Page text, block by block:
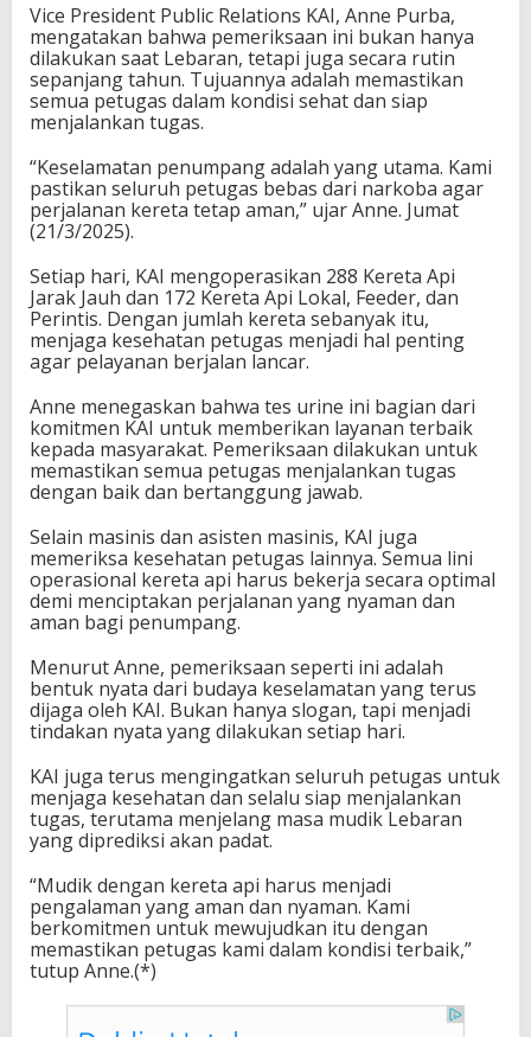
Vice President Public Relations KAI, Anne Purba,
mengatakan bahwa pemeriksaan ini bukan hanya
dilakukan saat Lebaran, tetapi juga secara rutin
sepanjang tahun. Tujuannya adalah memastikan
semua petugas dalam kondisi sehat dan siap
menjalankan tugas.
“Keselamatan penumpang adalah yang utama. Kami
pastikan seluruh petugas bebas dari narkoba agar
perjalanan kereta tetap aman,” ujar Anne. Jumat
(21/3/2025).
Setiap hari, KAI mengoperasikan 288 Kereta Api
Jarak Jauh dan 172 Kereta Api Lokal, Feeder, dan
Perintis. Dengan jumlah kereta sebanyak itu,
menjaga kesehatan petugas menjadi hal penting
agar pelayanan berjalan lancar.
Anne menegaskan bahwa tes urine ini bagian dari
komitmen KAI untuk memberikan layanan terbaik
kepada masyarakat. Pemeriksaan dilakukan untuk
memastikan semua petugas menjalankan tugas
dengan baik dan bertanggung jawab.
Selain masinis dan asisten masinis, KAI juga
memeriksa kesehatan petugas lainnya. Semua lini
operasional kereta api harus bekerja secara optimal
demi menciptakan perjalanan yang nyaman dan
aman bagi penumpang.
Menurut Anne, pemeriksaan seperti ini adalah
bentuk nyata dari budaya keselamatan yang terus
dijaga oleh KAI. Bukan hanya slogan, tapi menjadi
tindakan nyata yang dilakukan setiap hari.
KAI juga terus mengingatkan seluruh petugas untuk
menjaga kesehatan dan selalu siap menjalankan
tugas, terutama menjelang masa mudik Lebaran
yang diprediksi akan padat.
“Mudik dengan kereta api harus menjadi
pengalaman yang aman dan nyaman. Kami
berkomitmen untuk mewujudkan itu dengan
memastikan petugas kami dalam kondisi terbaik,”
tutup Anne.(*)